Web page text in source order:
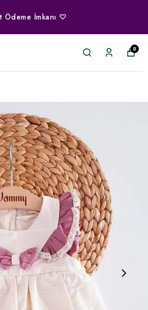
Ödeme İmkanı ♡
0